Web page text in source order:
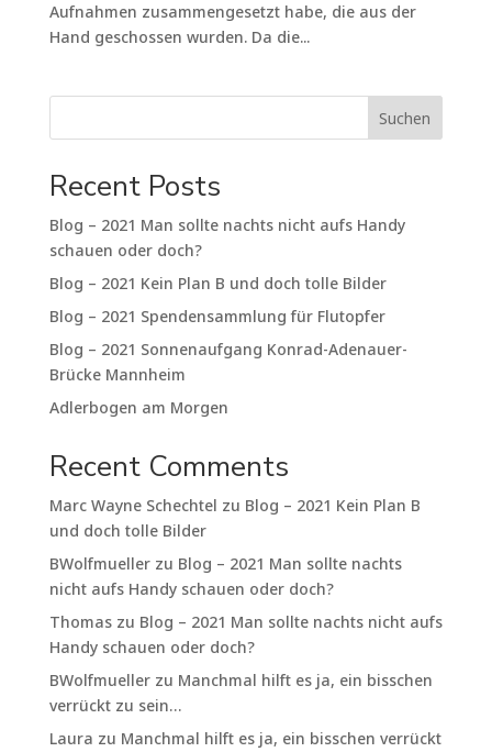
Aufnahmen zusammengesetzt habe, die aus der
Hand geschossen wurden. Da die...
Suchen
Recent Posts
Blog – 2021 Man sollte nachts nicht aufs Handy
schauen oder doch?
Blog – 2021 Kein Plan B und doch tolle Bilder
Blog – 2021 Spendensammlung für Flutopfer
Blog – 2021 Sonnenaufgang Konrad-Adenauer-
Brücke Mannheim
Adlerbogen am Morgen
Recent Comments
Marc Wayne Schechtel zu Blog – 2021 Kein Plan B
und doch tolle Bilder
BWolfmuellerzu Blog – 2021 Man sollte nachts
nicht aufs Handy schauen oder doch?
Thomaszu Blog – 2021 Man sollte nachts nicht aufs
Handy schauen oder doch?
BWolfmuellerzu Manchmal hilft es ja, ein bisschen
verrückt zu sein…
Laura zu Manchmal hilft es ja, ein bisschen verrückt